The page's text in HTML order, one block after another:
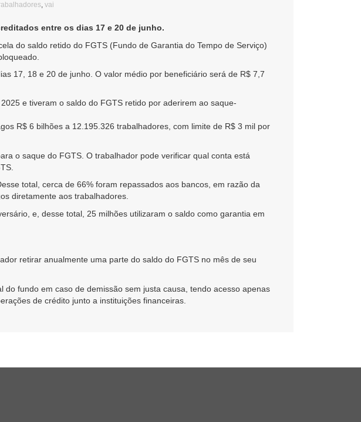
, vai
entre os dias 17 e 20 de junho.
do saldo retido do FGTS (Fundo de Garantia do Tempo de Serviço)
17, 18 e 20 de junho. O valor médio por beneficiário será de R$ 7,7
e tiveram o saldo do FGTS retido por aderirem ao saque-
R$ 6 bilhões a 12.195.326 trabalhadores, com limite de R$ 3 mil por
o saque do FGTS. O trabalhador pode verificar qual conta está
total, cerca de 66% foram repassados aos bancos, em razão da
diretamente aos trabalhadores.
e, desse total, 25 milhões utilizaram o saldo como garantia em
retirar anualmente uma parte do saldo do FGTS no mês de seu
fundo em caso de demissão sem justa causa, tendo acesso apenas
de crédito junto a instituições financeiras.